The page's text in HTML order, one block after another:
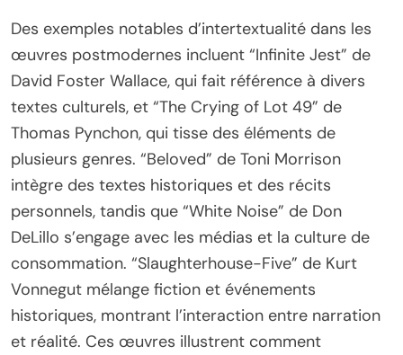
Des exemples notables d’intertextualité dans les
œuvres postmodernes incluent “Infinite Jest” de
David Foster Wallace, qui fait référence à divers
textes culturels, et “The Crying of Lot 49” de
Thomas Pynchon, qui tisse des éléments de
plusieurs genres. “Beloved” de Toni Morrison
intègre des textes historiques et des récits
personnels, tandis que “White Noise” de Don
DeLillo s’engage avec les médias et la culture de
consommation. “Slaughterhouse-Five” de Kurt
Vonnegut mélange fiction et événements
historiques, montrant l’interaction entre narration
et réalité. Ces œuvres illustrent comment